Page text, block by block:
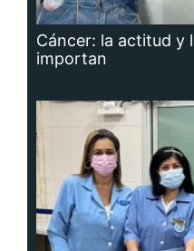
Cáncer: la actitud y
importan